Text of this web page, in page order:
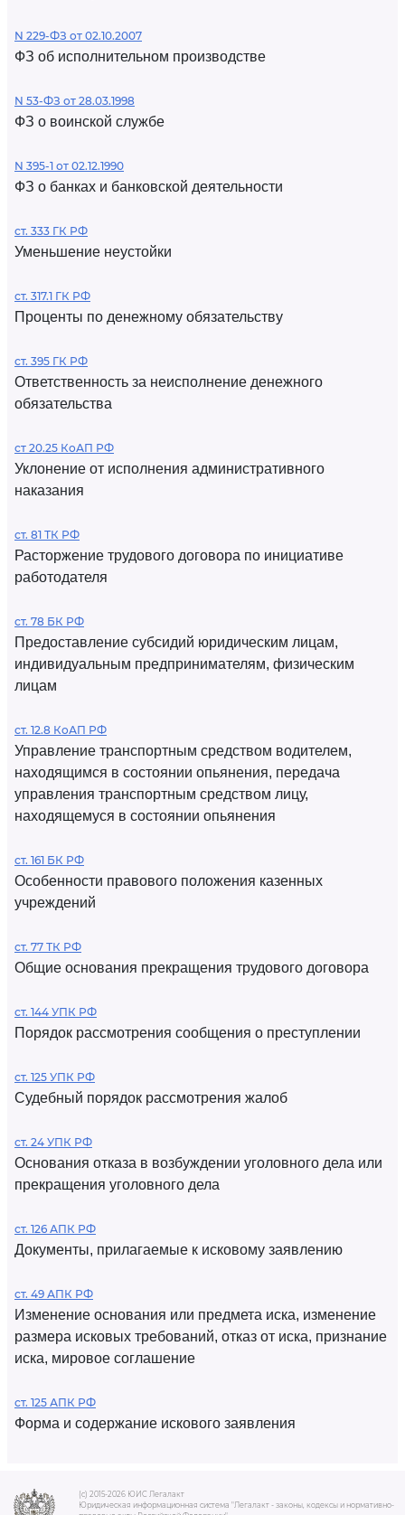
N 229-ФЗ от 02.10.2007
ФЗ об исполнительном производстве
N 53-ФЗ от 28.03.1998
ФЗ о воинской службе
N 395-1 от 02.12.1990
ФЗ о банках и банковской деятельности
ст. 333 ГК РФ
Уменьшение неустойки
ст. 317.1 ГК РФ
Проценты по денежному обязательству
ст. 395 ГК РФ
Ответственность за неисполнение денежного
обязательства
ст 20.25 КоАП РФ
Уклонение от исполнения административного
наказания
ст. 81 ТК РФ
Расторжение трудового договора по инициативе
работодателя
ст. 78 БК РФ
Предоставление субсидий юридическим лицам,
индивидуальным предпринимателям, физическим
лицам
ст. 12.8 КоАП РФ
Управление транспортным средством водителем,
находящимся в состоянии опьянения, передача
управления транспортным средством лицу,
находящемуся в состоянии опьянения
ст. 161 БК РФ
Особенности правового положения казенных
учреждений
ст. 77 ТК РФ
Общие основания прекращения трудового договора
ст. 144 УПК РФ
Порядок рассмотрения сообщения о преступлении
ст. 125 УПК РФ
Судебный порядок рассмотрения жалоб
ст. 24 УПК РФ
Основания отказа в возбуждении уголовного дела или
прекращения уголовного дела
ст. 126 АПК РФ
Документы, прилагаемые к исковому заявлению
ст. 49 АПК РФ
Изменение основания или предмета иска, изменение
размера исковых требований, отказ от иска, признание
иска, мировое соглашение
ст. 125 АПК РФ
Форма и содержание искового заявления
(c) 2015-2026 ЮИС Легалакт
Юридическая информационная система "Легалакт - законы, кодексы и нормативно-